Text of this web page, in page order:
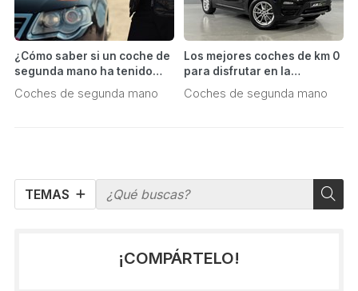
TEMAS
¿Cómo saber si un coche de
segunda mano ha tenido
algún accidente o avería
grave?
Coches de segunda mano
Los mejores coches de km 0
para disfrutar en la
carretera
Coches de segunda mano
¡COMPÁRTELO!